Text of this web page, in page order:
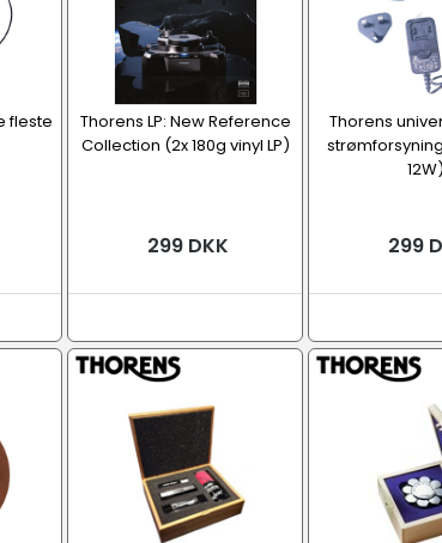
fleste
Thorens LP: New Reference
Collection (2x 180g vinyl LP)
299 DKK
Thorens
12W)
299